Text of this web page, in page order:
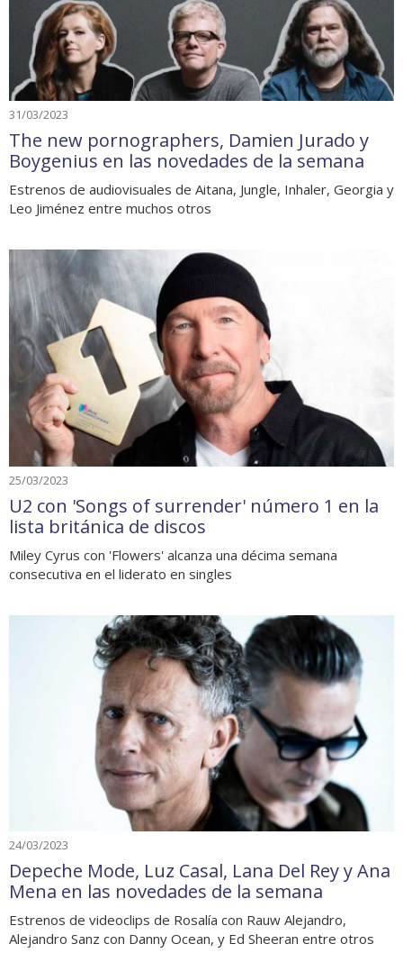
31/03/2023
The new pornographers, Damien Jurado y
Boygenius en las novedades de la semana
Estrenos de audiovisuales de Aitana, Jungle, Inhaler, Georgia y
Leo Jiménez entre muchos otros
25/03/2023
U2 con 'Songs of surrender' número 1 en la
lista británica de discos
Miley Cyrus con 'Flowers' alcanza una décima semana
consecutiva en el liderato en singles
24/03/2023
Depeche Mode, Luz Casal, Lana Del Rey y Ana
Mena en las novedades de la semana
Estrenos de videoclips de Rosalía con Rauw Alejandro,
Alejandro Sanz con Danny Ocean, y Ed Sheeran entre otros